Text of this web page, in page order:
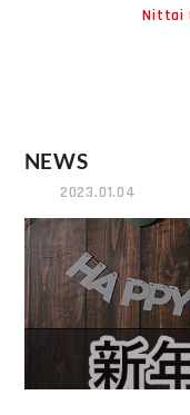
Nittai
NEWS
2023.01.04